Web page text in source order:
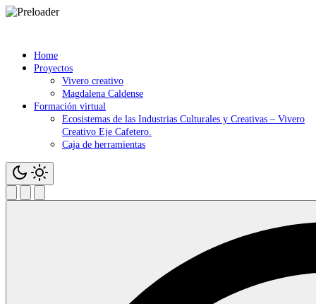
Home
Proyectos
Vivero creativo
Magdalena Caldense
Formación virtual
Ecosistemas de las Industrias Culturales y Creativas – Vivero
Creativo Eje Cafetero.
Caja de herramientas